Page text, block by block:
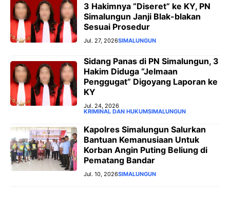
3 Hakimnya “Diseret” ke KY, PN
Simalungun Janji Blak-blakan
Sesuai Prosedur
Jul. 27, 2026SIMALUNGUN
‎Sidang Panas di PN Simalungun, 3
Hakim Diduga “Jelmaan
Penggugat” Digoyang Laporan ke
KY
Jul. 24, 2026
KRIMINAL DAN HUKUMSIMALUNGUN
Kapolres Simalungun Salurkan
Bantuan Kemanusiaan Untuk
Korban Angin Puting Beliung di
Pematang Bandar
Jul. 10, 2026SIMALUNGUN